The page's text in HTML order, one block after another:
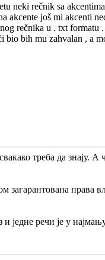
neki rečnik sa
akcente još mi akcenti
rečnika u . txt
bih mu zahvalan , a
треба да знају.
права
једне речи је у